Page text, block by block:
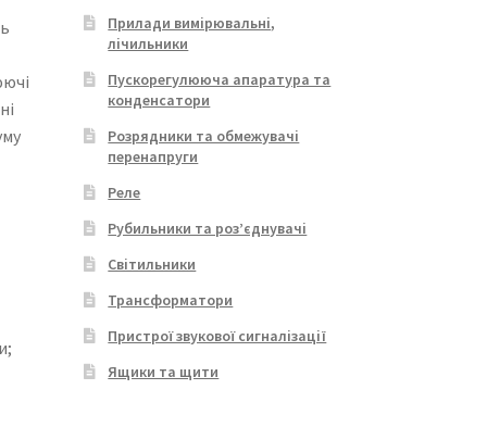
Прилади вимірювальні,
лічильники
Пускорегулююча апаратура та
конденсатори
Розрядники та обмежувачі
перенапруги
Реле
Рубильники та роз’єднувачі
Світильники
Трансформатори
Пристрої звукової сигналізації
Ящики та щити